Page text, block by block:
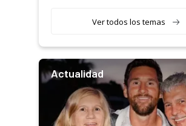
Ver todos los temas
Actualidad